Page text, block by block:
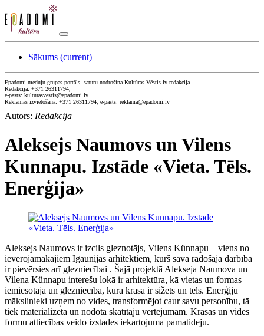
Sākums (current)
Epadomi meduju grupas portāls, saturu nodrošina Kultūras Vēstis.lv redakcija
Redakcija: +371 26311794,
e-pasts: kulturasvestis@epadomi.lv.
Reklāmas izvietošana: +371 26311794, e-pasts: reklama@epadomi.lv
Autors: Redakcija
Aleksejs Naumovs un Vilens
Kunnapu. Izstāde «Vieta. Tēls.
Enerģija»
Aleksejs Naumovs ir izcils gleznotājs, Vilens Künnapu – viens no
ievērojamākajiem Igaunijas arhitektiem, kurš savā radošaja darbībā
ir pievērsies arī glezniecībai . Šajā projektā Alekseja Naumova un
Vilena Künnapu interešu lokā ir arhitektūra, kā vietas un formas
iemiesotāja un glezniecība, kurā krāsa ir sižets un tēls. Enerģiju
mākslinieki uzņem no vides, transformējot caur savu personību, tā
tiek materializēta un nodota skatītāju vērtējumam. Krāsas un vides
formu attiecības veido izstades iekartojuma pamatideju.